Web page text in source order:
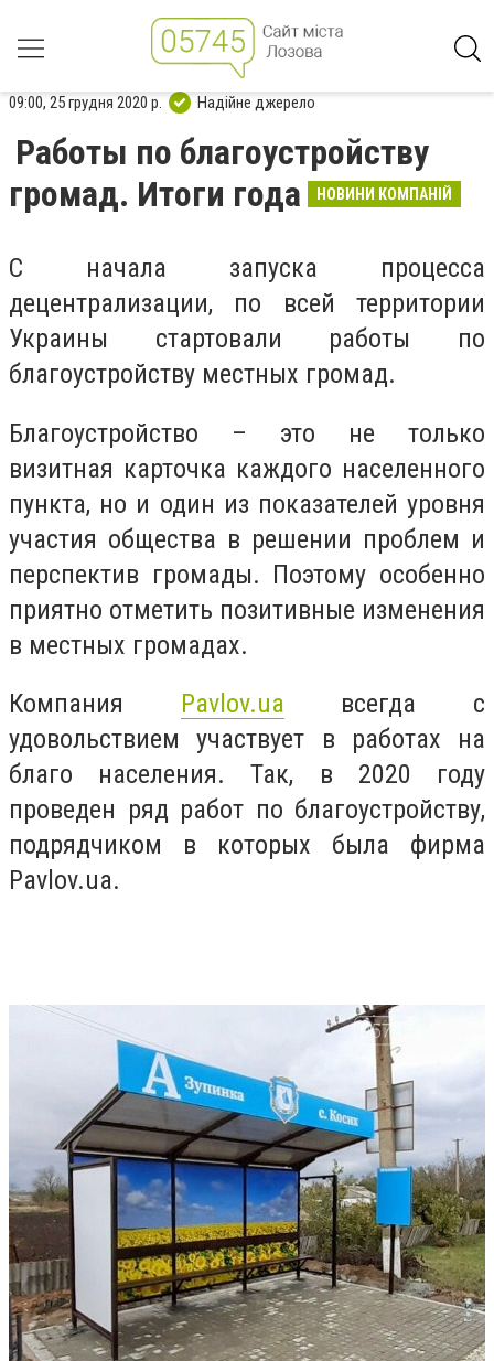
09:00, 25 грудня 2020 р. Надійне джерело
Работы по благоустройству
громад. Итоги года
НОВИНИ КОМПАНІЙ
С начала запуска процесса
децентрализации, по всей территории
Украины стартовали работы по
благоустройству местных громад.
Благоустройство – это не только
визитная карточка каждого населенного
пункта, но и один из показателей уровня
участия общества в решении проблем и
перспектив громады. Поэтому особенно
приятно отметить позитивные изменения
в местных громадах.
Компания Pavlov.ua всегда с
удовольствием участвует в работах на
благо населения. Так, в 2020 году
проведен ряд работ по благоустройству,
подрядчиком в которых была фирма
Pavlov.ua.